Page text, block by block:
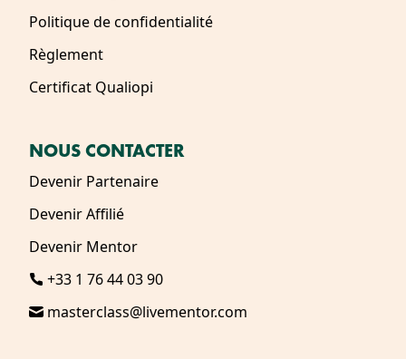
Politique de confidentialité
Règlement
Certificat Qualiopi
NOUS CONTACTER
Devenir Partenaire
Devenir Affilié
Devenir Mentor
+33 1 76 44 03 90
masterclass@livementor.com